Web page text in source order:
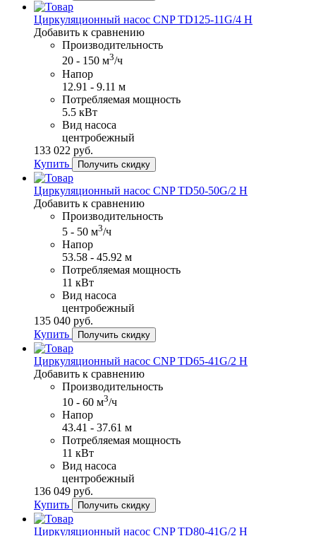
Циркуляционный насос CNP TD125-11G/4 H
Добавить к сравнению
Производительность
20 - 150 м3/ч
Напор
12.91 - 9.11 м
Потребляемая мощность
5.5 кВт
Вид насоса
центробежный
133​ 022 руб.
Купить
Получить скидку
Циркуляционный насос CNP TD50-50G/2 H
Добавить к сравнению
Производительность
5 - 50 м3/ч
Напор
53.58 - 45.92 м
Потребляемая мощность
11 кВт
Вид насоса
центробежный
135​ 040 руб.
Купить
Получить скидку
Циркуляционный насос CNP TD65-41G/2 H
Добавить к сравнению
Производительность
10 - 60 м3/ч
Напор
43.41 - 37.61 м
Потребляемая мощность
11 кВт
Вид насоса
центробежный
136​ 049 руб.
Купить
Получить скидку
Циркуляционный насос CNP TD80-41G/2 H